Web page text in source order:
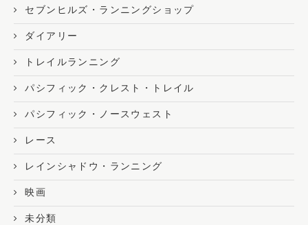
セブンヒルズ・ランニングショップ
ダイアリー
トレイルランニング
パシフィック・クレスト・トレイル
パシフィック・ノースウェスト
レース
レインシャドウ・ランニング
映画
未分類